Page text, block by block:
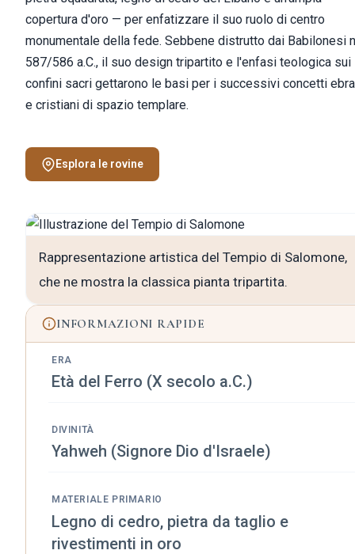
copertura d'oro — per enfatizzare il suo ruolo di centro
monumentale della fede. Sebbene distrutto dai Babilonesi
587/586 a.C., il suo design tripartito e l'enfasi teologica sui
confini sacri gettarono le basi per i successivi concetti
e cristiani di spazio templare.
Esplora le rovine
Rappresentazione artistica del Tempio di Salomone,
che ne mostra la classica pianta tripartita.
INFORMAZIONI RAPIDE
ERA
Età del Ferro (X secolo a.C.)
DIVINITÀ
Yahweh (Signore Dio d'Israele)
MATERIALE PRIMARIO
Legno di cedro, pietra da taglio e
rivestimenti in oro